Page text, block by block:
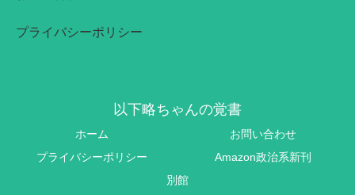
プライバシーポリシー
以下略ちゃんの覚書
ホーム
お問い合わせ
プライバシーポリシー
Amazon政治系新刊
別館